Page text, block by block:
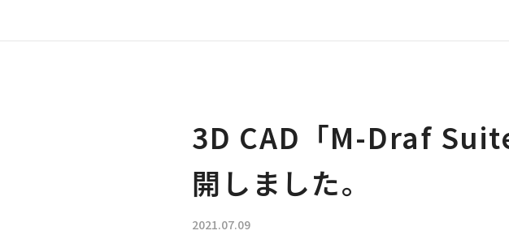
3D CAD「M-Draf
開しました。
2021.07.09